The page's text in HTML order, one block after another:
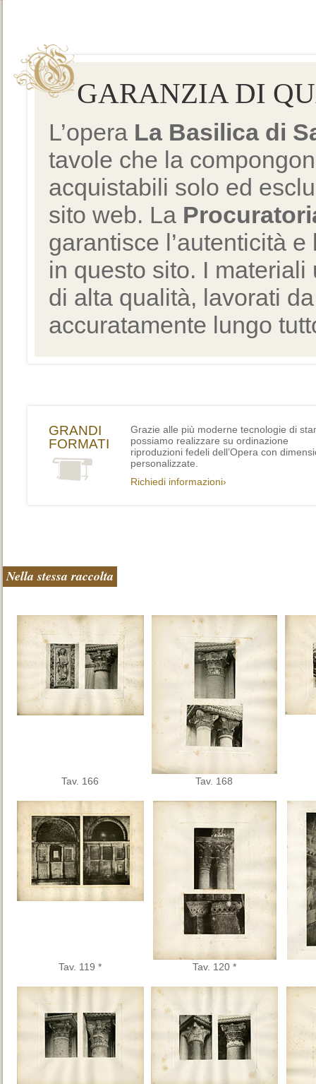
GARANZIA DI
L’opera La Basilica di
tavole che la
acquistabili solo ed
sito web. La
garantisce l’autenticità
in questo sito. I
di alta qualità, lavorati
accuratamente lungo
GRANDI
FORMATI
Grazie alle più moderne tecnologie di
possiamo realizzare su ordinazione
riproduzioni fedeli dell’Opera con
personalizzate.
Richiedi informazioni›
Nella stessa raccolta
Tav. 166 Tav. 168
Tav. 119 * Tav. 120 *